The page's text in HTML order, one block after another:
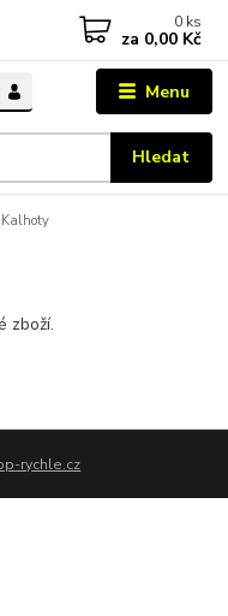
Menu
Hledat
0 ks
za 0,00 Kč
Kalhoty
zboží.
rychle.cz